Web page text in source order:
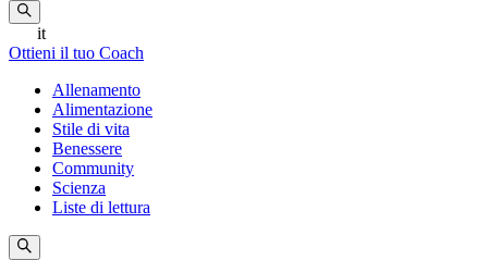
it
Ottieni il tuo Coach
Allenamento
Alimentazione
Stile di vita
Benessere
Community
Scienza
Liste di lettura